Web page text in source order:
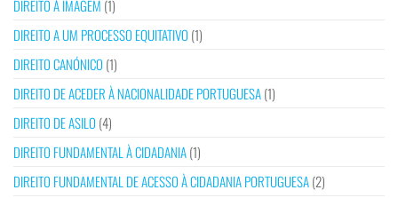
DIREITO À IMAGEM (1)
DIREITO A UM PROCESSO EQUITATIVO (1)
DIREITO CANÓNICO (1)
DIREITO DE ACEDER À NACIONALIDADE PORTUGUESA(1)
DIREITO DE ASILO (4)
DIREITO FUNDAMENTAL À CIDADANIA(1)
DIREITO FUNDAMENTAL DE ACESSO À CIDADANIA PORTUGUESA(2)